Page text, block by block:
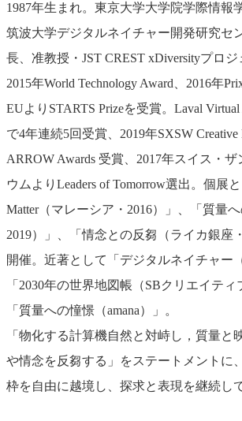
1987年生まれ。東京大学大学院学際情報
筑波大学デジタルネイチャー開発研究セ
長、准教授・JST CREST xDiversityプロジ
2015年World Technology Award、2016年
EUよりSTARTS Prizeを受賞。Laval Virtual
で4年連続5回受賞、2019年SXSW Creative
ARROW Awards 受賞、2017年スイス・
ウムよりLeaders of Tomorrow選出。個展
Matter（マレーシア・2016）」、「質量
2019）」、「情念との反芻（ライカ銀座
開催。近著として「デジタルネイチャー
「2030年の世界地図帳（SBクリエイテ
「質量への憧憬（amana）」。
「物化する計算機自然と対峙し，質量と
や情念を反芻する」をステートメントに
枠を自由に越境し、探求と表現を継続し